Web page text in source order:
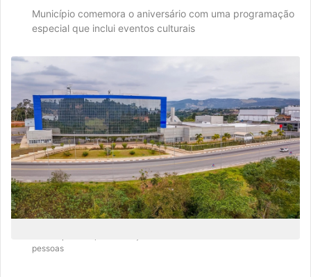
Município comemora o aniversário com uma programação
especial que inclui eventos culturais
pessoas